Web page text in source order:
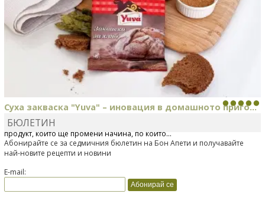
Суха закваска "Yuva" – иновация в домашното приго...
Отскоро Лесафр България стартира предлагането на изцяло нов
продукт, който ще промени начина, по който...
БЮЛЕТИН
Абонирайте се за седмичния бюлетин на Бон Апети и получавайте
най-новите рецепти и новини
E-mail: